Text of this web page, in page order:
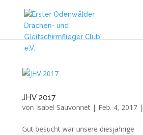
JHV 2017
von Isabel Sauvonnet| Feb. 4, 2017|
Gut besucht war unsere diesjährige